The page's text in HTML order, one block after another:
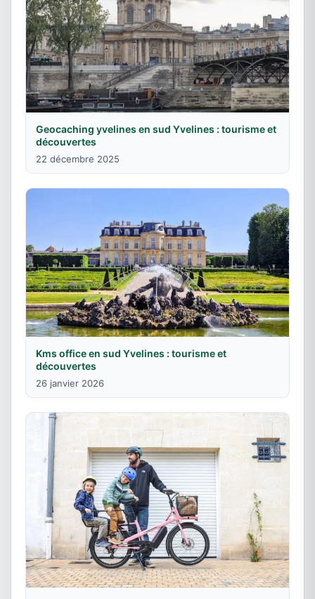
Geocaching yvelines en sud Yvelines : tourisme et
découvertes
22 décembre 2025
Kms office en sud Yvelines : tourisme et
découvertes
26 janvier 2026